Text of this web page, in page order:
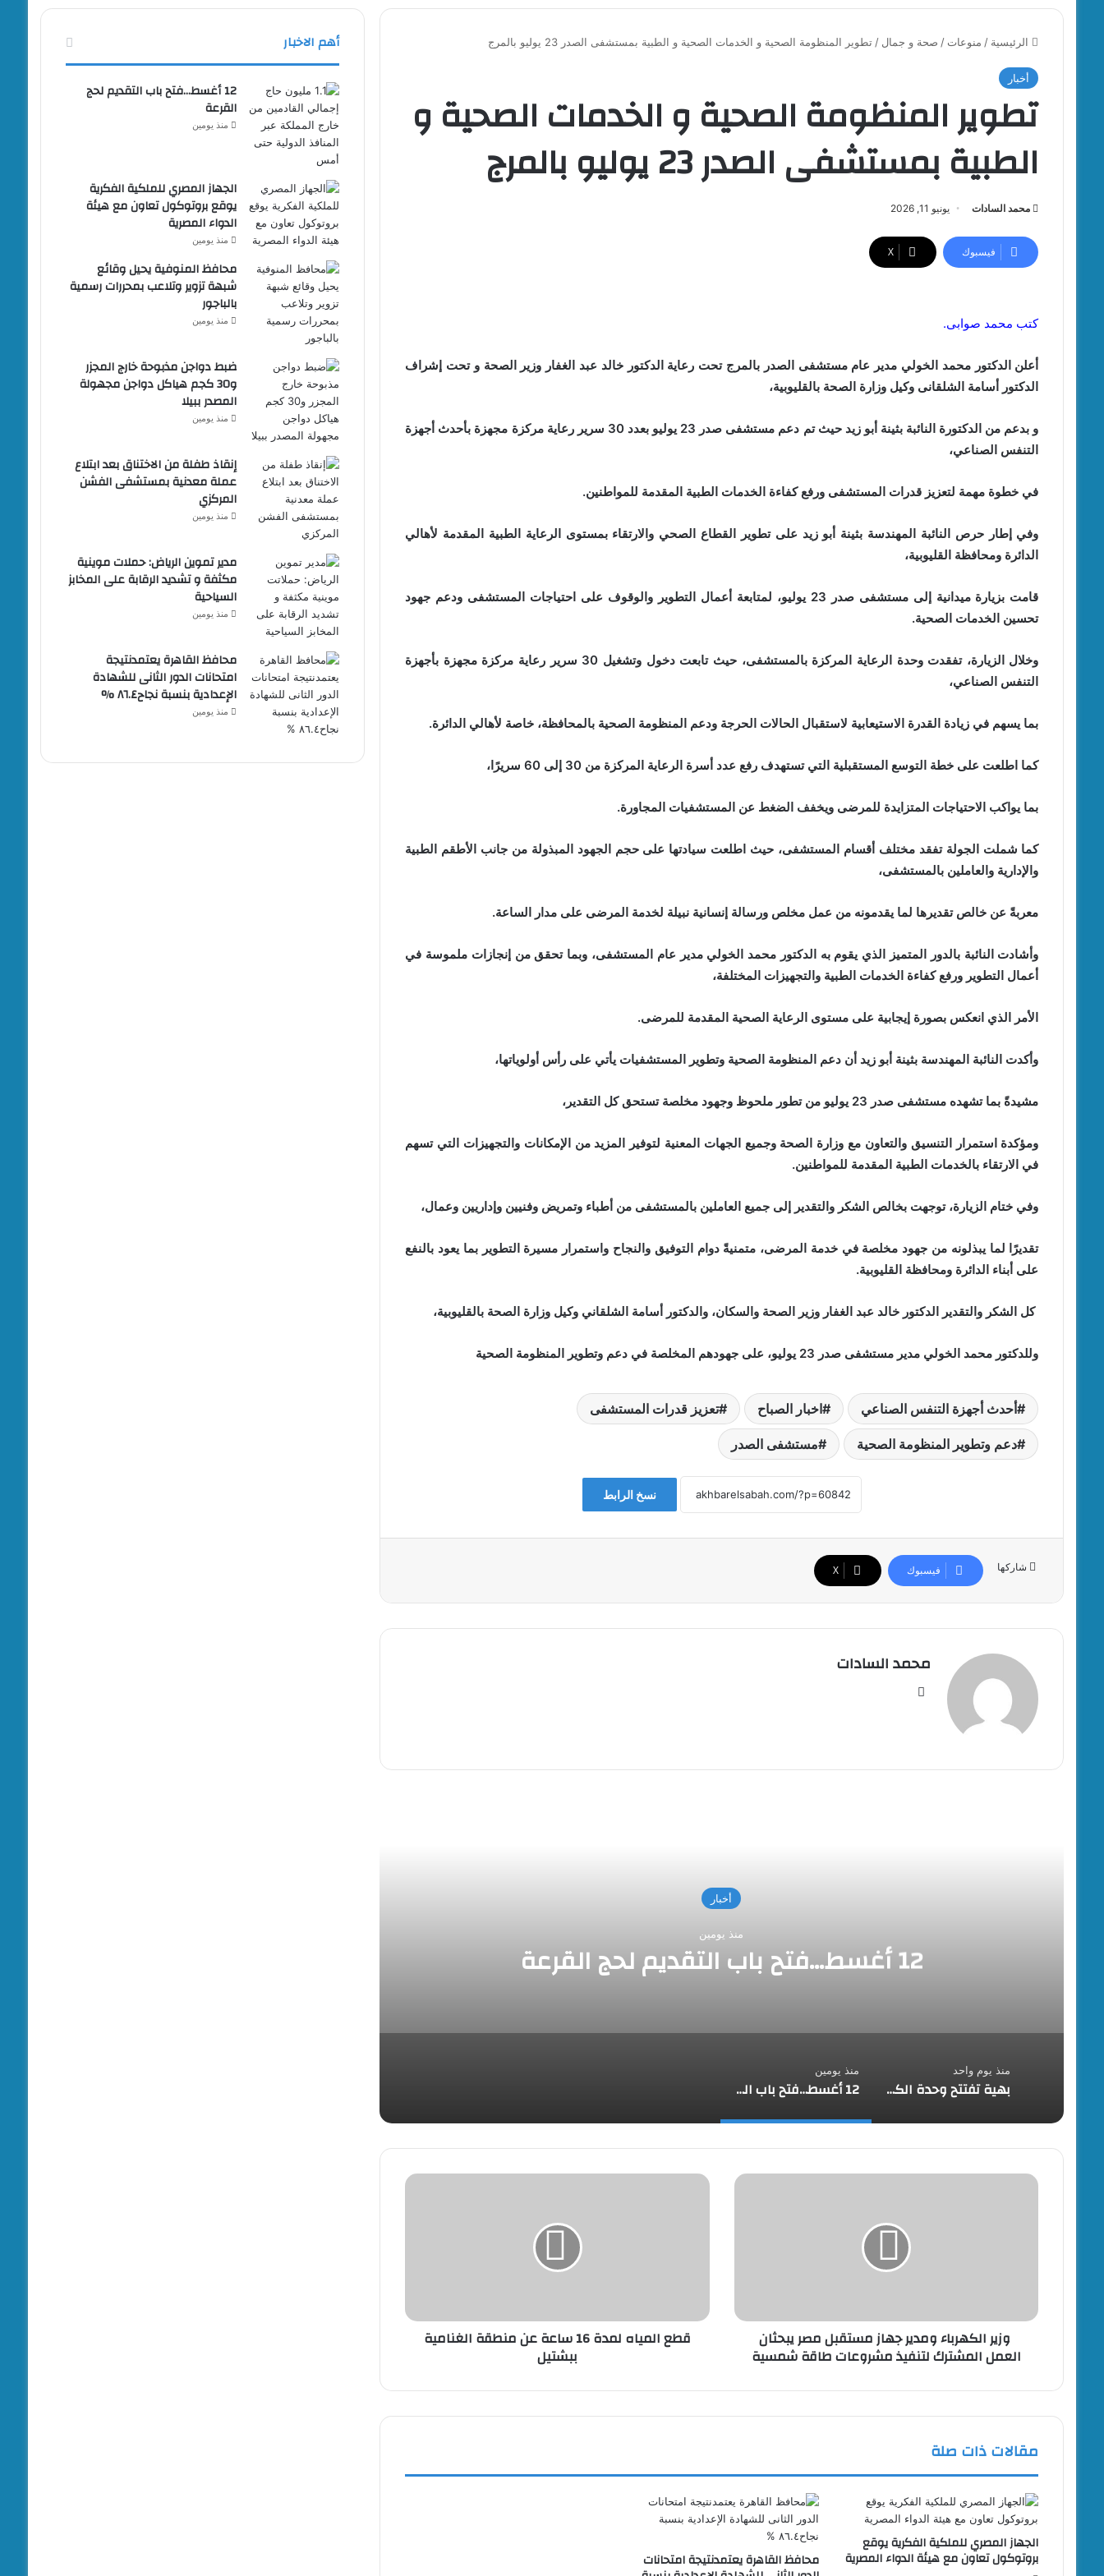
الرئيسية / منوعات / صحة و جمال / تطوير المنظومة الصحية و الخدمات الصحية و الطبية بمستشفى الصدر 23 يوليو بالمرج
أخبار
تطوير المنظومة الصحية و الخدمات الصحية و
الطبية بمستشفى الصدر 23 يوليو بالمرج
محمد السادات يونيو 11, 2026
فيسبوك ‫X
كتب محمد صوابى.
أعلن الدكتور محمد الخولي مدير عام مستشفى الصدر بالمرج تحت رعاية الدكتور خالد عبد الغفار وزير الصحة و تحت إشراف
الدكتور أسامة الشلقانى وكيل وزارة الصحة بالقليوبية،
و بدعم من الدكتورة النائبة بثينة أبو زيد حيث تم دعم مستشفى صدر 23 يوليو بعدد 30 سرير رعاية مركزة مجهزة بأحدث أجهزة
التنفس الصناعي،
في خطوة مهمة لتعزيز قدرات المستشفى ورفع كفاءة الخدمات الطبية المقدمة للمواطنين.
وفي إطار حرص النائبة المهندسة بثينة أبو زيد على تطوير القطاع الصحي والارتقاء بمستوى الرعاية الطبية المقدمة لأهالي
الدائرة ومحافظة القليوبية،
قامت بزيارة ميدانية إلى مستشفى صدر 23 يوليو، لمتابعة أعمال التطوير والوقوف على احتياجات المستشفى ودعم جهود
تحسين الخدمات الصحية.
وخلال الزيارة، تفقدت وحدة الرعاية المركزة بالمستشفى، حيث تابعت دخول وتشغيل 30 سرير رعاية مركزة مجهزة بأجهزة
التنفس الصناعي،
بما يسهم في زيادة القدرة الاستيعابية لاستقبال الحالات الحرجة ودعم المنظومة الصحية بالمحافظة، خاصة لأهالي الدائرة.
كما اطلعت على خطة التوسع المستقبلية التي تستهدف رفع عدد أسرة الرعاية المركزة من 30 إلى 60 سريرًا،
بما يواكب الاحتياجات المتزايدة للمرضى ويخفف الضغط عن المستشفيات المجاورة.
كما شملت الجولة تفقد مختلف أقسام المستشفى، حيث اطلعت سيادتها على حجم الجهود المبذولة من جانب الأطقم الطبية
والإدارية والعاملين بالمستشفى،
معربةً عن خالص تقديرها لما يقدمونه من عمل مخلص ورسالة إنسانية نبيلة لخدمة المرضى على مدار الساعة.
وأشادت النائبة بالدور المتميز الذي يقوم به الدكتور محمد الخولي مدير عام المستشفى، وبما تحقق من إنجازات ملموسة في
أعمال التطوير ورفع كفاءة الخدمات الطبية والتجهيزات المختلفة،
الأمر الذي انعكس بصورة إيجابية على مستوى الرعاية الصحية المقدمة للمرضى.
وأكدت النائبة المهندسة بثينة أبو زيد أن دعم المنظومة الصحية وتطوير المستشفيات يأتي على رأس أولوياتها،
مشيدةً بما تشهده مستشفى صدر 23 يوليو من تطور ملحوظ وجهود مخلصة تستحق كل التقدير،
ومؤكدة استمرار التنسيق والتعاون مع وزارة الصحة وجميع الجهات المعنية لتوفير المزيد من الإمكانات والتجهيزات التي تسهم
في الارتقاء بالخدمات الطبية المقدمة للمواطنين.
وفي ختام الزيارة، توجهت بخالص الشكر والتقدير إلى جميع العاملين بالمستشفى من أطباء وتمريض وفنيين وإداريين وعمال،
تقديرًا لما يبذلونه من جهود مخلصة في خدمة المرضى، متمنيةً دوام التوفيق والنجاح واستمرار مسيرة التطوير بما يعود بالنفع
على أبناء الدائرة ومحافظة القليوبية.
كل الشكر والتقدير الدكتور خالد عبد الغفار وزير الصحة والسكان، والدكتور أسامة الشلقاني وكيل وزارة الصحة بالقليوبية،
وللدكتور محمد الخولي مدير مستشفى صدر 23 يوليو، على جهودهم المخلصة في دعم وتطوير المنظومة الصحية
أحدث أجهزة التنفس الصناعي اخبار الصباح تعزيز قدرات المستشفى
دعم وتطوير المنظومة الصحية مستشفى الصدر
نسخ الرابط
شاركها فيسبوك ‫X
محمد السادات
أخبار
منذ يومين
12 أغسط…فتح باب التقديم لحج القرعة
منذ يوم واحد
بهية تفتتح وحدة الكشف المبكر والعيادات التخصصية بالقاهرة الجديدة
منذ يومين
12 أغسط…فتح باب التقديم لحج القرعة
وزير
المشترك
مشروعات
شمسية
وزير الكهرباء ومدير جهاز مستقبل مصر يبحثان
العمل المشترك لتنفيذ مشروعات طاقة شمسية
قطع
ببشتيل
قطع المياه لمدة 16 ساعة عن منطقة الغنامية
ببشتيل
مقالات ذات صلة
الجهاز المصري للملكية الفكرية يوقع
بروتوكول تعاون مع هيئة الدواء المصرية محافظ القاهرة يعتمدنتيجة امتحانات
أهم الاخبار
12 أغسط…فتح باب التقديم لحج
القرعة
منذ يومين
الجهاز المصري للملكية الفكرية
يوقع بروتوكول تعاون مع هيئة
الدواء المصرية
منذ يومين
محافظ المنوفية يحيل وقائع
شبهة تزوير وتلاعب بمحررات رسمية
بالباجور
منذ يومين
ضبط دواجن مذبوحة خارج المجزر
و30 كجم هياكل دواجن مجهولة
المصدر ببيلا
منذ يومين
إنقاذ طفلة من الاختناق بعد ابتلاع
عملة معدنية بمستشفى الفشن
المركزي
منذ يومين
مدير تموين الرياض: حملات موينية
مكثفة و تشديد الرقابة على المخابز
السياحية
منذ يومين
محافظ القاهرة يعتمدنتيجة
امتحانات الدور الثانى للشهادة
الإعدادية بنسبة نجاح٨٦.٤ %
منذ يومين